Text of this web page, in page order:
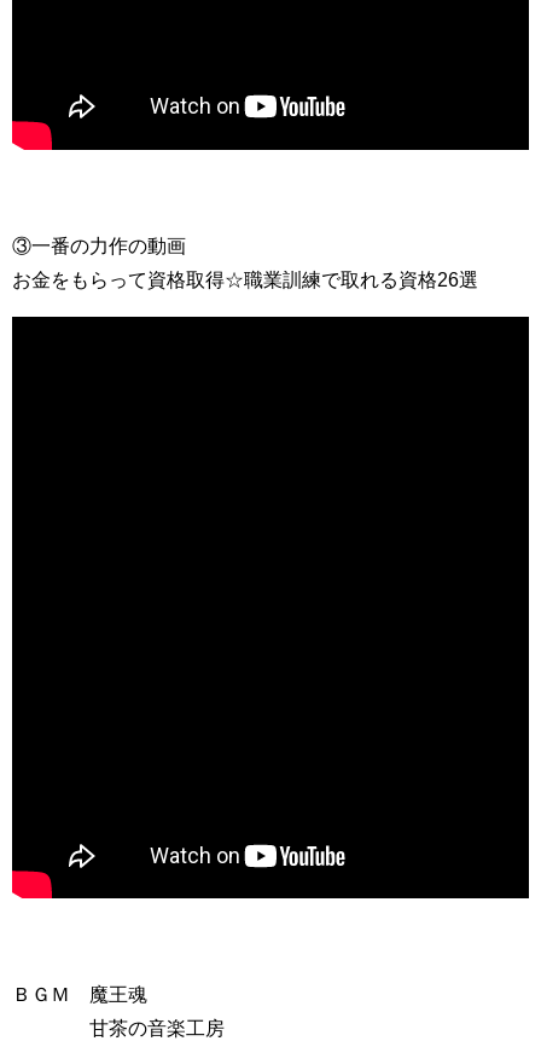
③一番の力作の動画
お金をもらって資格取得☆職業訓練で取れる資格26選
ＢＧＭ 魔王魂
甘茶の音楽工房